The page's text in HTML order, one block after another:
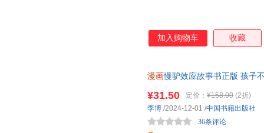
加入购物车 收藏
漫画慢驴效应故事书正版 孩子
假一罚十
¥31.50 定价： ¥158.00 (2折)
36条评论
李博 /2024-12-01 /中国书籍出版社